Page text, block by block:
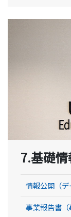
7.基礎
情報公開（デ
事業報告書（